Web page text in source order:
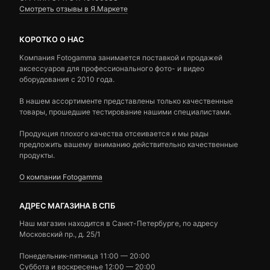
Смотреть отзывы в Я.Маркете
КОРОТКО О НАС
Компания Fotogamma занимается поставкой и продажей
аксессуаров для профессионального фото- и видео
оборудования с 2010 года.
В нашем ассортименте представлены только качественные
товары, прошедшие тестирование нашими специалистами.
Продукция плохого качества отсеивается и мы рады
предложить вашему вниманию действительно качественные
продукты.
О компании Fotogamma
АДРЕС МАГАЗИНА В СПБ
Наш магазин находится в Санкт-Петербурге, по адресу
Московский пр., д. 25/1
Понедельник-пятница 11:00 — 20:00
Суббота и воскресенье 12:00 — 20:00